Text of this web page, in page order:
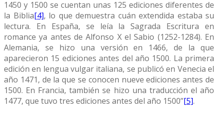
1450 y 1500 se cuentan unas 125 ediciones diferentes de
la Biblia[4], lo que demuestra cuán extendida estaba su
lectura. En España, se leía la Sagrada Escritura en
romance ya antes de Alfonso X el Sabio (1252-1284). En
Alemania, se hizo una versión en 1466, de la que
aparecieron 15 ediciones antes del año 1500. La primera
edición en lengua vulgar italiana, se publicó en Venecia el
año 1471, de la que se conocen nueve ediciones antes de
1500. En Francia, también se hizo una traducción el año
1477, que tuvo tres ediciones antes del año 1500”[5].